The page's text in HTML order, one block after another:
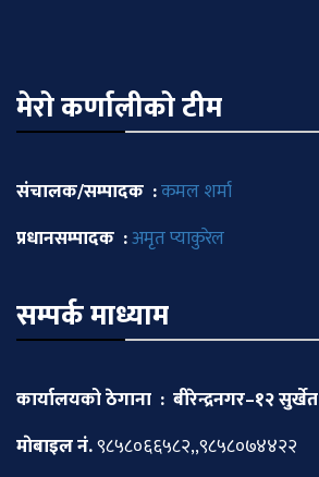
मेराे कर्णालीकाे टीम
संचालक/सम्पादक :कमल शर्मा
प्रधानसम्पादक :अमृत प्याकुरेल
सम्पर्क माध्याम
कार्यालयको ठेगाना : बीरेन्द्रनगर–१२ सुर्खेत
माेबाइल नं.९८५८०६६५८२,,९८५८०७४४२२